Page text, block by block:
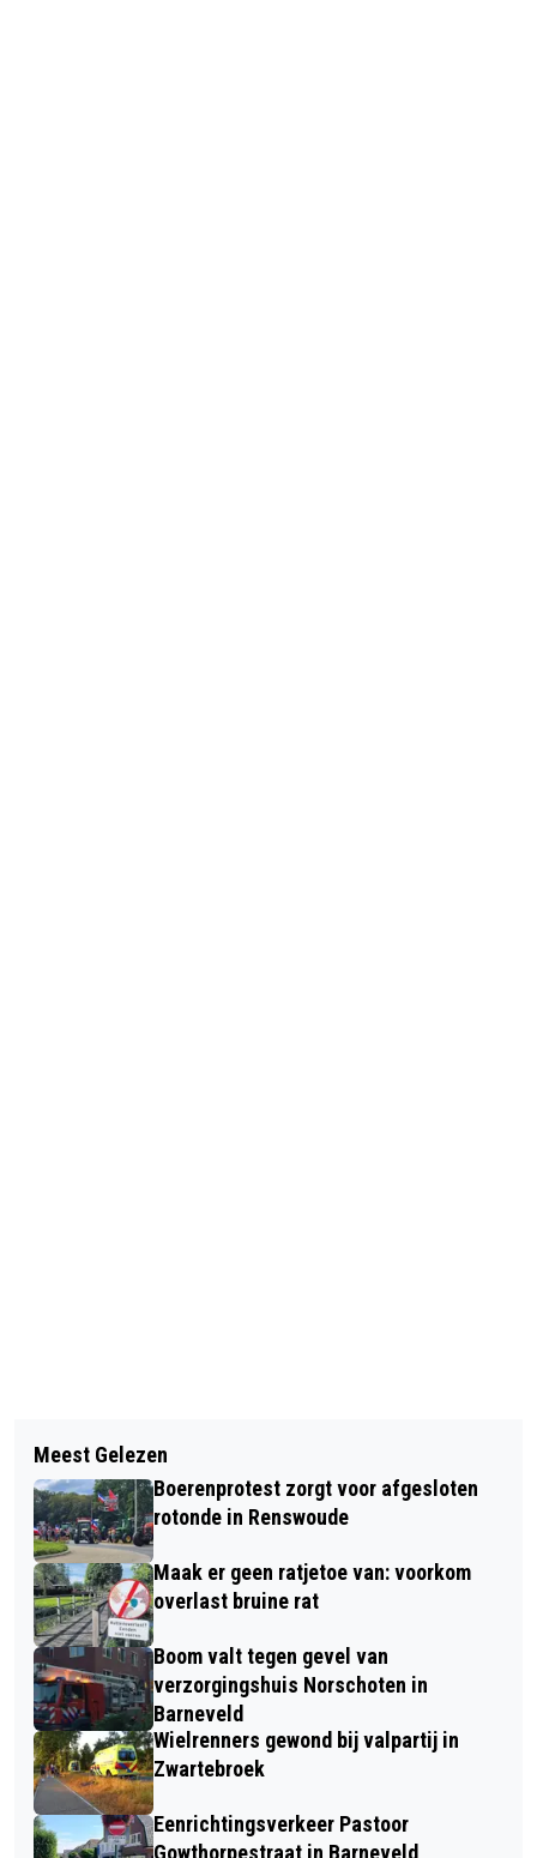
AANRIJDING PERSOON DOOR
PASSAGIERSTREIN IN LUNTEREN
ZOMER IN GELDERLAND TOERT IN
AUGUSTUS WEER DOOR DE PROVINCIE
Meest Gelezen
Boerenprotest zorgt voor afgesloten
rotonde in Renswoude
Maak er geen ratjetoe van: voorkom
overlast bruine rat
Boom valt tegen gevel van
verzorgingshuis Norschoten in
Barneveld
Wielrenners gewond bij valpartij in
Zwartebroek
Eenrichtingsverkeer Pastoor
Gowthorpestraat in Barneveld